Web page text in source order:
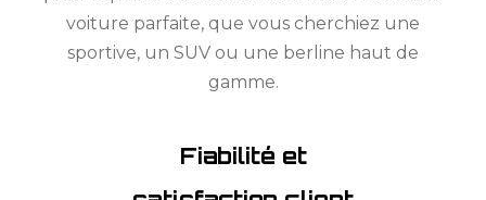
voiture parfaite, que vous cherchiez une
sportive, un SUV ou une berline haut de
gamme.
Fiabilité et